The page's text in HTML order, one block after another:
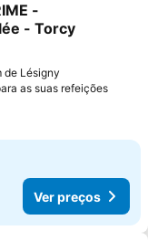
favoritos
-
- Torcy
de Lésigny
as suas refeiçõesVer
Ver preços